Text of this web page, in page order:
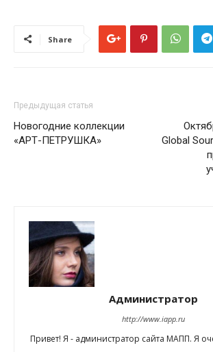
Share
Предыдущая статья
Новогодние коллекции
«АРТ-ПЕТРУШКА»
Global
Администратор
http://www.iapp.ru
Привет! Я - администратор сайта МАПП. Я